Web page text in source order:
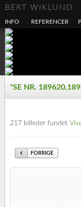
BERT WIKLUND
INFO REFERENCER
"SE NR.
217 billeder fundet
FORRIGE